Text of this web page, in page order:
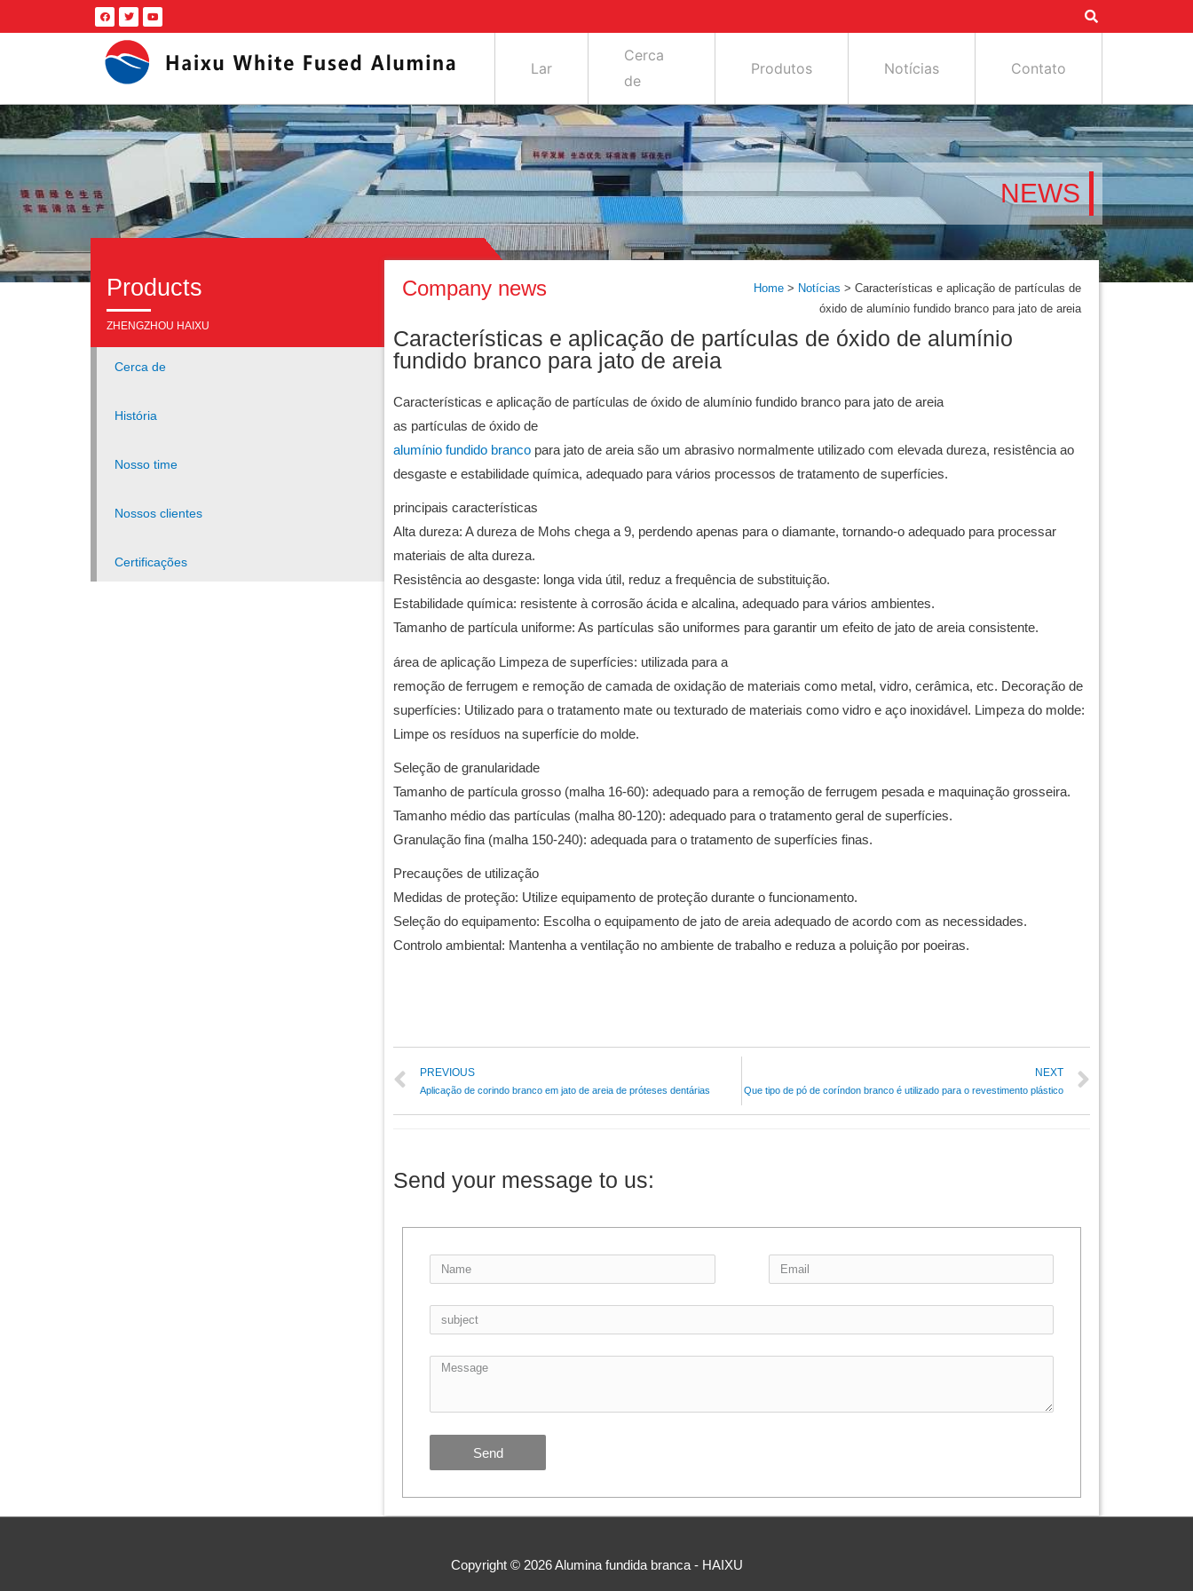
Lar
Cerca
de
Produtos Notícias Contato
NEWS
Products
ZHENGZHOU HAIXU
Cerca de
História
Nosso time
Nossos clientes
Certificações
Company news Home > Notícias >Características e aplicação de partículas de
óxido de alumínio fundido branco para jato de areia
Características e aplicação de partículas de óxido de alumínio
fundido branco para jato de areia
Características e aplicação de partículas de óxido de alumínio fundido branco para jato de areia
as partículas de óxido de
alumínio fundido branco para jato de areia são um abrasivo normalmente utilizado com elevada dureza, resistência ao
desgaste e estabilidade química, adequado para vários processos de tratamento de superfícies.
principais características
Alta dureza: A dureza de Mohs chega a 9, perdendo apenas para o diamante, tornando-o adequado para processar
materiais de alta dureza.
Resistência ao desgaste: longa vida útil, reduz a frequência de substituição.
Estabilidade química: resistente à corrosão ácida e alcalina, adequado para vários ambientes.
Tamanho de partícula uniforme: As partículas são uniformes para garantir um efeito de jato de areia consistente.
área de aplicação Limpeza de superfícies: utilizada paraa
remoção de ferrugem e remoção de camada de oxidação de materiais como metal, vidro, cerâmica, etc. Decoração de
superfícies: Utilizado para o tratamento mate ou texturado de materiais como vidro e aço inoxidável. Limpeza do molde:
Limpe os resíduos na superfície do molde.
Seleção de granularidade
Tamanho de partícula grosso (malha 16-60): adequado para a remoção de ferrugem pesada e maquinação grosseira.
Tamanho médio das partículas (malha 80-120): adequado para o tratamento geral de superfícies.
Granulação fina (malha 150-240): adequada para o tratamento de superfícies finas.
Precauções de utilização
Medidas de proteção: Utilize equipamento de proteção durante o funcionamento.
Seleção do equipamento: Escolha o equipamento de jato de areia adequado de acordo com as necessidades.
Controlo ambiental: Mantenha a ventilação no ambiente de trabalho e reduza a poluição por poeiras.
PREVIOUS
Aplicação de corindo branco em jato de areia de próteses dentárias
NEXT
Que tipo de pó de coríndon branco é utilizado para o revestimento plástico
Send your message to us:
Send
Copyright © 2026Alumina fundida branca - HAIXU